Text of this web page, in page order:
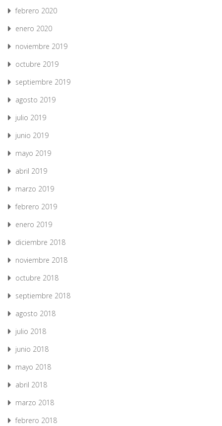
febrero 2020
enero 2020
noviembre 2019
octubre 2019
septiembre 2019
agosto 2019
julio 2019
junio 2019
mayo 2019
abril 2019
marzo 2019
febrero 2019
enero 2019
diciembre 2018
noviembre 2018
octubre 2018
septiembre 2018
agosto 2018
julio 2018
junio 2018
mayo 2018
abril 2018
marzo 2018
febrero 2018